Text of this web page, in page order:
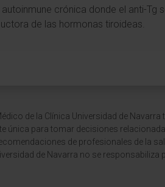
autoinmune crónica donde el anti-Tg
de las hormonas tiroideas.
de la Clínica Universidad de
única para tomar decisiones
de profesionales de la
de Navarra no se